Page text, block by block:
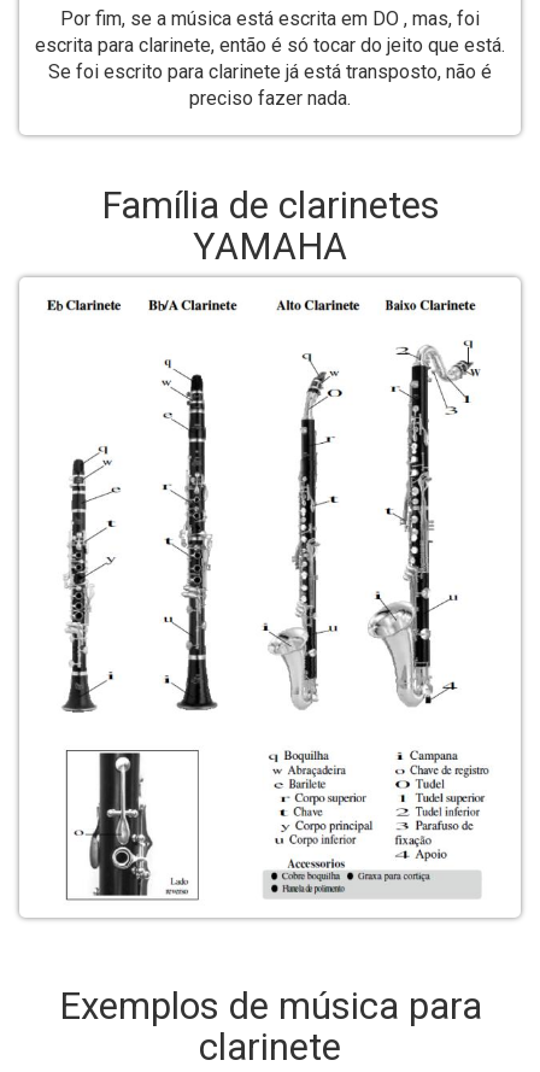
Por fim, se a música está escrita em DO , mas, foi
escrita para clarinete, então é só tocar do jeito que está.
Se foi escrito para clarinete já está transposto, não é
preciso fazer nada.
Família de clarinetes
YAMAHA
Exemplos de música para
clarinete